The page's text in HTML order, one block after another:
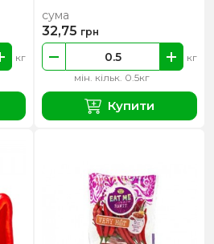
кг
мін. кільк. 0.5кг
кг
сума
32,75 грн
Купити